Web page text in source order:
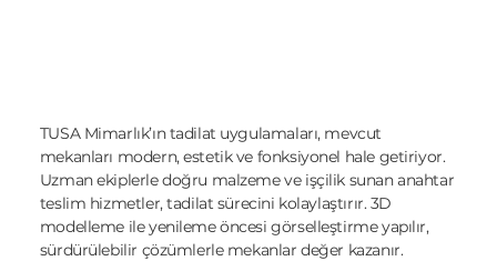
TUSA Mimarlık’ın tadilat uygulamaları, mevcut
mekanları modern, estetik ve fonksiyonel hale getiriyor.
Uzman ekiplerle doğru malzeme ve işçilik sunan anahtar
teslim hizmetler, tadilat sürecini kolaylaştırır. 3D
modelleme ile yenileme öncesi görselleştirme yapılır,
sürdürülebilir çözümlerle mekanlar değer kazanır.